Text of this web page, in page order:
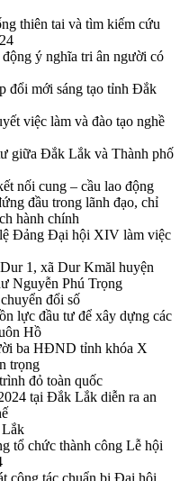
thiên tai và tìm kiếm cứu
ý nghĩa tri ân người có
đổi mới sáng tạo tỉnh Đắk
việc làm và đào tạo nghề
giữa Đắk Lắk và Thành phố
nối cung – cầu lao động
đầu trong lãnh đạo, chỉ
hành chính
Đảng Đại hội XIV làm việc
1, xã Dur Kmăl huyện
Nguyễn Phú Trọng
đổi số
lực đầu tư để xây dựng các
Hồ
ba HĐND tỉnh khóa X
trọng
đỏ toàn quốc
tại Đắk Lắk diễn ra an
tổ chức thành công Lễ hội